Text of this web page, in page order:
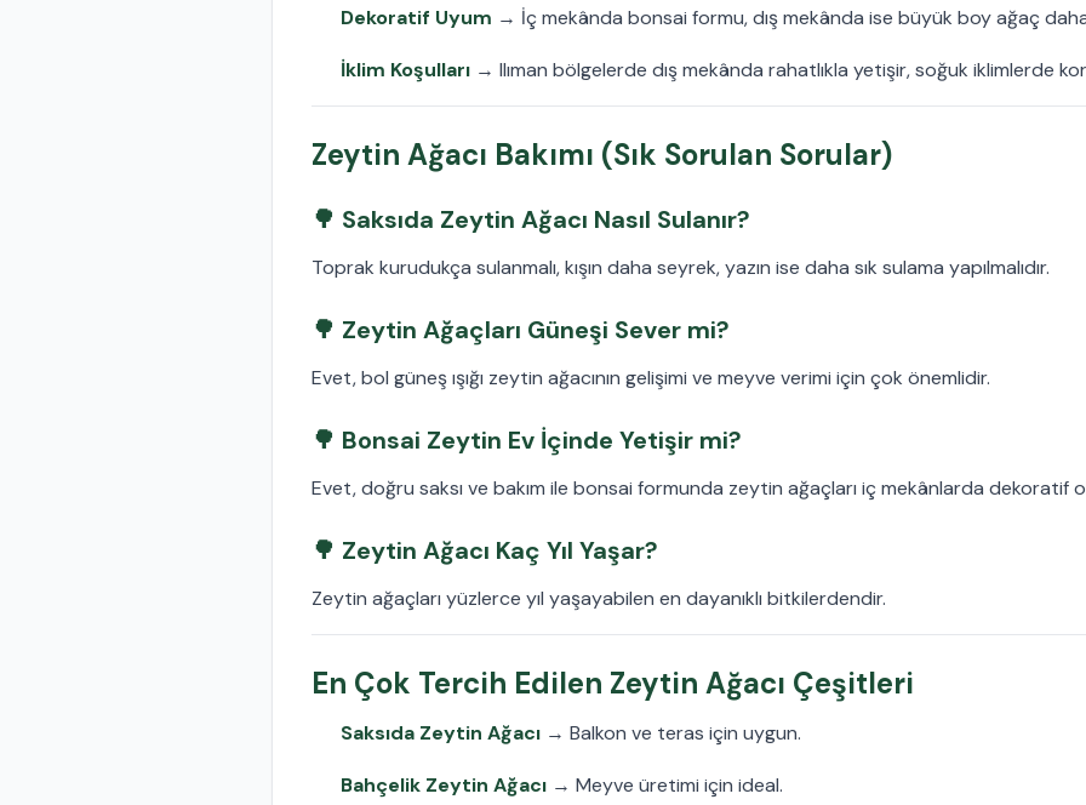
Dekoratif Uyum → İç mekânda bonsai formu, dış mekânda ise büyük boy ağaç
İklim Koşulları → Ilıman bölgelerde dış mekânda rahatlıkla yetişir, soğuk iklimlerde
Zeytin Ağacı Bakımı (Sık Sorulan Sorular)
🌳 Saksıda Zeytin Ağacı Nasıl Sulanır?
Toprak kurudukça sulanmalı, kışın daha seyrek, yazın ise daha sık sulama yapılmalıdır.
🌳 Zeytin Ağaçları Güneşi Sever mi?
Evet, bol güneş ışığı zeytin ağacının gelişimi ve meyve verimi için çok önemlidir.
🌳 Bonsai Zeytin Ev İçinde Yetişir mi?
Evet, doğru saksı ve bakım ile bonsai formunda zeytin ağaçları iç mekânlarda dekoratif
🌳 Zeytin Ağacı Kaç Yıl Yaşar?
Zeytin ağaçları yüzlerce yıl yaşayabilen en dayanıklı bitkilerdendir.
En Çok Tercih Edilen Zeytin Ağacı Çeşitleri
Saksıda Zeytin Ağacı → Balkon ve teras için uygun.
Bahçelik Zeytin Ağacı → Meyve üretimi için ideal.